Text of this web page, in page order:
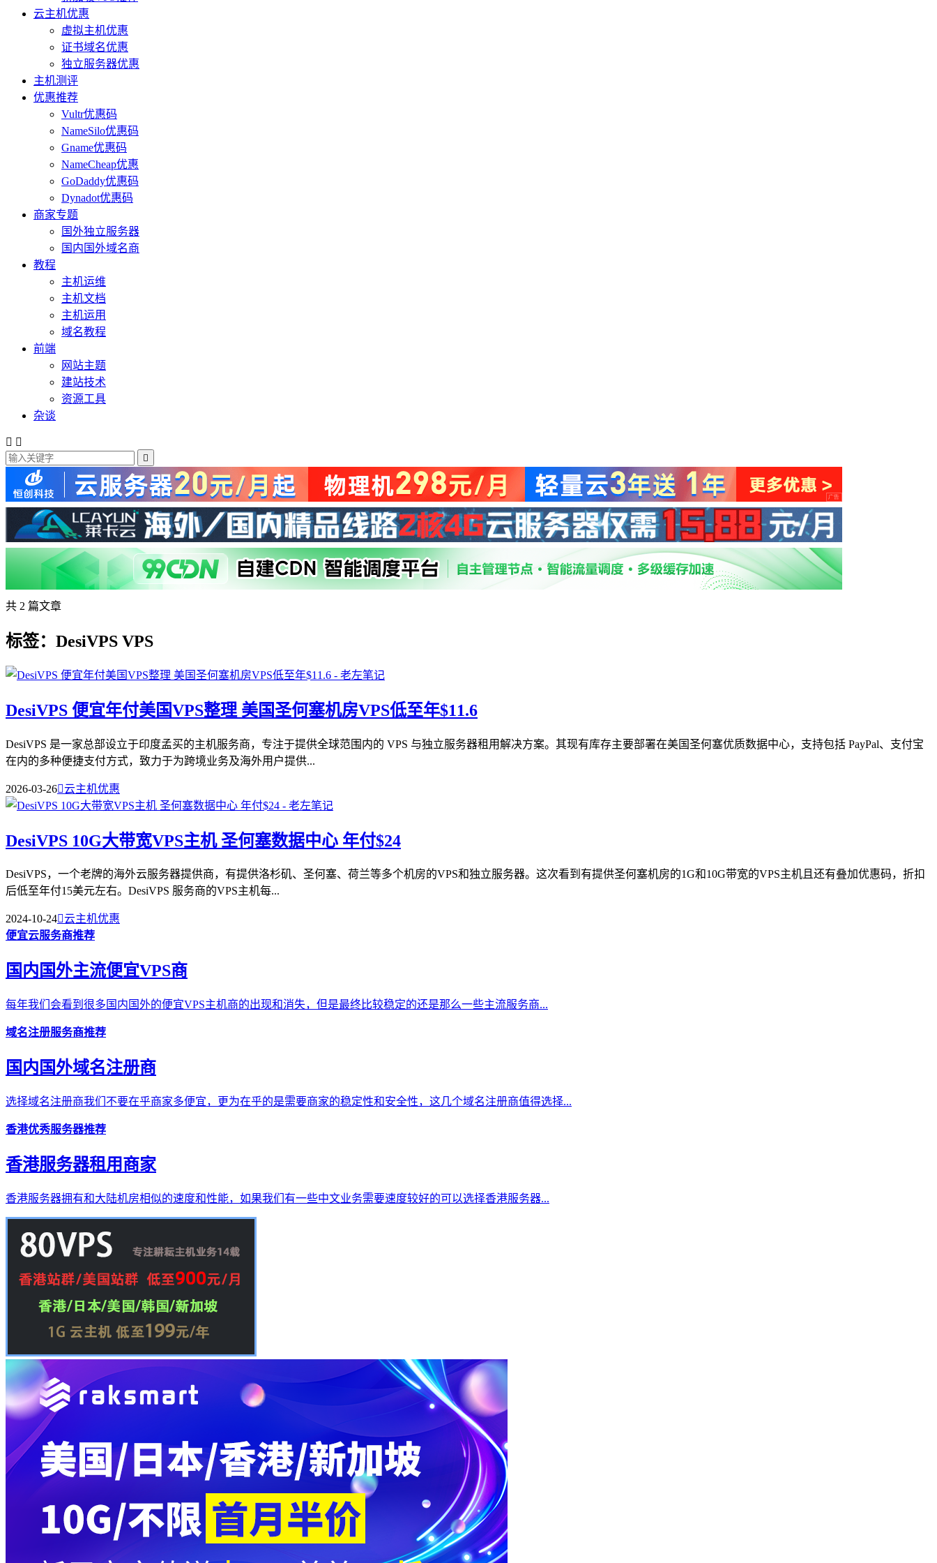
云主机优惠
虚拟主机优惠
证书域名优惠
独立服务器优惠
主机测评
优惠推荐
Vultr优惠码
NameSilo优惠码
Gname优惠码
NameCheap优惠
GoDaddy优惠码
Dynadot优惠码
商家专题
国外独立服务器
国内国外域名商
教程
主机运维
主机文档
主机运用
域名教程
前端
网站主题
建站技术
资源工具
杂谈
 

共 2 篇文章
标签：DesiVPS VPS
DesiVPS 便宜年付美国VPS整理 美国圣何塞机房VPS低至年$11.6
DesiVPS 是一家总部设立于印度孟买的主机服务商，专注于提供全球范围内的 VPS 与独立服务器租用解决方案。其现有库存主要部署在美国圣何塞优质数据中心，支持包括 PayPal、支付宝
在内的多种便捷支付方式，致力于为跨境业务及海外用户提供...
2026-03-26云主机优惠
DesiVPS 10G大带宽VPS主机 圣何塞数据中心 年付$24
DesiVPS，一个老牌的海外云服务器提供商，有提供洛杉矶、圣何塞、荷兰等多个机房的VPS和独立服务器。这次看到有提供圣何塞机房的1G和10G带宽的VPS主机且还有叠加优惠码，折扣
后低至年付15美元左右。DesiVPS 服务商的VPS主机每...
2024-10-24云主机优惠
便宜云服务商推荐
国内国外主流便宜VPS商
每年我们会看到很多国内国外的便宜VPS主机商的出现和消失，但是最终比较稳定的还是那么一些主流服务商...
域名注册服务商推荐
国内国外域名注册商
选择域名注册商我们不要在乎商家多便宜，更为在乎的是需要商家的稳定性和安全性，这几个域名注册商值得选择...
香港优秀服务器推荐
香港服务器租用商家
香港服务器拥有和大陆机房相似的速度和性能，如果我们有一些中文业务需要速度较好的可以选择香港服务器...